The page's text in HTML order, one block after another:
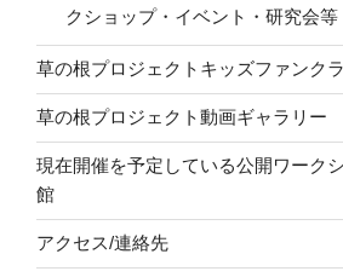
クショップ・イベント・研究会等
草の根プロジェクトキッズファンク
草の根プロジェクト動画ギャラリー
現在開催を予定している公開ワーク
館
アクセス/連絡先